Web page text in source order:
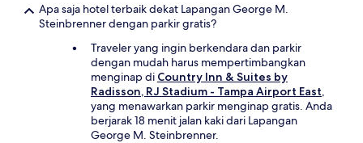
Apa saja hotel terbaik dekat Lapangan George M.
Steinbrenner dengan parkir gratis?
Traveler yang ingin berkendara dan parkir
dengan mudah harus mempertimbangkan
menginap di Country Inn & Suites by
Radisson, RJ Stadium - Tampa Airport East,
yang menawarkan parkir menginap gratis. Anda
berjarak 18 menit jalan kaki dari Lapangan
George M. Steinbrenner.